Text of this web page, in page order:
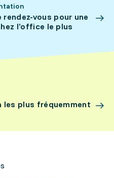
vous pour une
l’office le plus
les plus fréquemment